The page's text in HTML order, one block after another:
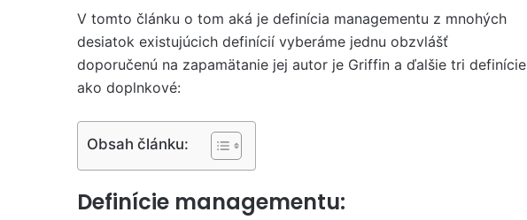
V tomto článku o tom aká je definícia managementu z mnohých
desiatok existujúcich definícií vyberáme jednu obzvlášť
doporučenú na zapamätanie jej autor je Griffin a ďalšie tri definície
ako doplnkové:
Obsah článku:
Definície managementu: